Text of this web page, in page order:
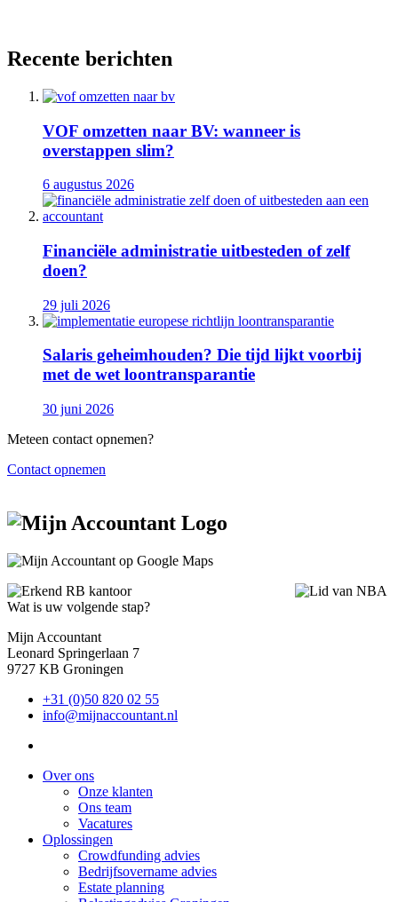
Recente berichten
VOF omzetten naar BV: wanneer is
overstappen slim?
6 augustus 2026
Financiële administratie uitbesteden of zelf
doen?
29 juli 2026
Salaris geheimhouden? Die tijd lijkt voorbij
met de wet loontransparantie
30 juni 2026
Meteen contact opnemen?
Contact opnemen
Wat is uw volgende stap?
Mijn Accountant
Leonard Springerlaan 7
9727 KB Groningen
+31 (0)50 820 02 55
info@mijnaccountant.nl
Over ons
Onze klanten
Ons team
Vacatures
Oplossingen
Crowdfunding advies
Bedrijfsovername advies
Estate planning